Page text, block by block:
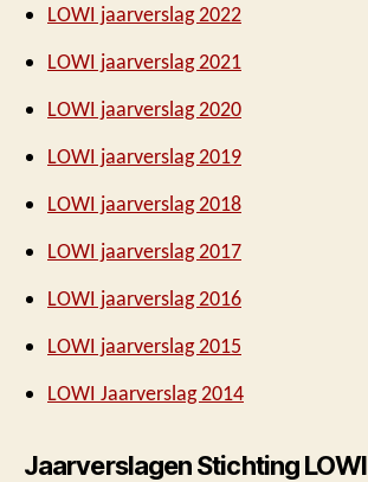
LOWI jaarverslag 2022
LOWI jaarverslag 2021
LOWI jaarverslag 2020
LOWI jaarverslag 2019
LOWI jaarverslag 2018
LOWI jaarverslag 2017
LOWI jaarverslag 2016
LOWI jaarverslag 2015
LOWI Jaarverslag 2014
Jaarverslagen Stichting LOWI